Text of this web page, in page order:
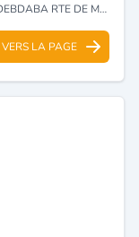
MOSTAGANEM - MOSTAGANEM
VERS LA PAGE